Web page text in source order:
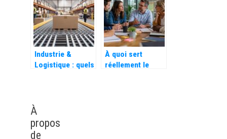
optimiser les
composantes du
BFR
stratégies
gagnantes
Industrie &
Logistique : quels
gravitaire ?
d’expérience de 3
À quoi sert
réellement le
À
propos
de